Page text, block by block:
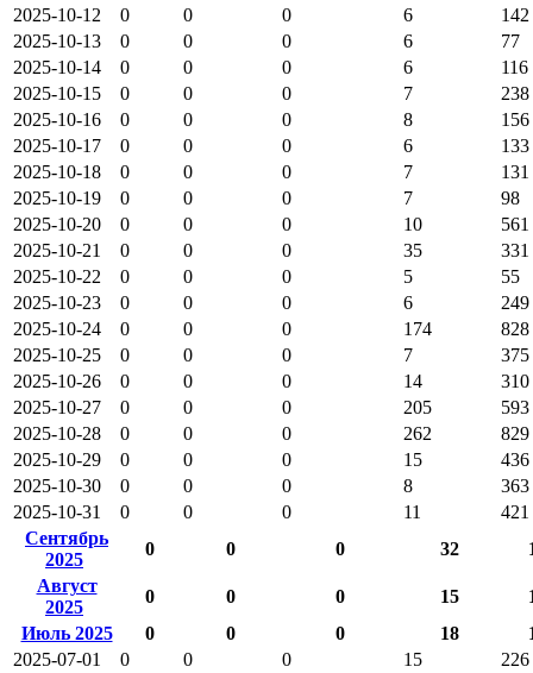
2025-10-12
0 0 0 6
142
2025-10-13
0 0 0 6
77
2025-10-14
0 0 0 6
116
2025-10-15
0 0 0 7
238
2025-10-16
0 0 0 8
156
2025-10-17
0 0 0 6
133
2025-10-18
0 0 0 7
131
2025-10-19
0 0 0 7
98
2025-10-20
0 0 0 10
561
2025-10-21
0 0 0 35
331
2025-10-22
0 0 0 5
55
2025-10-23
0 0 0 6
249
2025-10-24
0 0 0 174
828
2025-10-25
0 0 0 7
375
2025-10-26
0 0 0 14
310
2025-10-27
0 0 0 205
593
2025-10-28
0 0 0 262
829
2025-10-29
0 0 0 15
436
2025-10-30
0 0 0 8
363
2025-10-31
0 0 0 11
421
Сентябрь
2025
0 0 0 32
Август
2025
0 0 0 15
Июль 2025
0 0 0 18
2025-07-01
0 0 0 15
226